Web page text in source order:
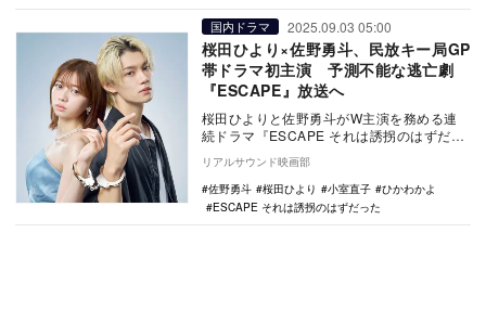
国内ドラマ 2025.09.03 05:00
桜田ひより×佐野勇斗、民放キー局GP
帯ドラマ初主演 予測不能な逃亡劇
『ESCAPE』放送へ
桜田ひよりと佐野勇斗がW主演を務める連
続ドラマ『ESCAPE それは誘拐のはずだっ
た』が、10月8日より日本テレビ系水曜ドラ
マ枠…
リアルサウンド映画部
佐野勇斗
桜田ひより 小室直子
ひかわかよ
ESCAPE それは誘拐のはずだった